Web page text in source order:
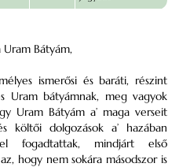
Uram Bátyám,
ismerősi és baráti, részint
Uram bátyámnak, meg vagyok
Uram Bátyám a’ maga verseit
költői dolgozások a’ hazában
fogadtattak, mindjárt első
hogy nem sokára másodszor is